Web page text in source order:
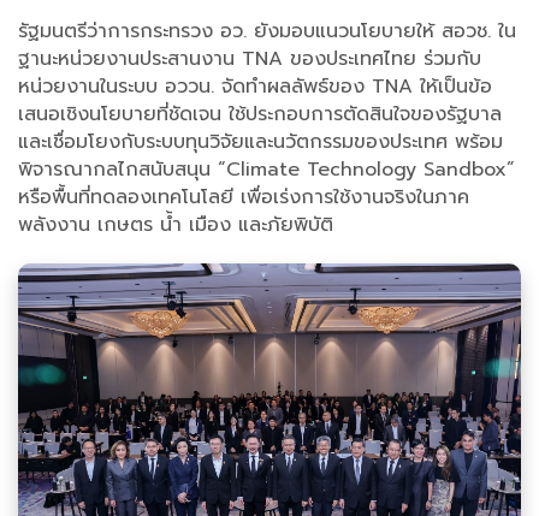
รัฐมนตรีว่าการกระทรวง อว. ยังมอบแนวนโยบายให้ สอวช. ใน
ฐานะหน่วยงานประสานงาน TNA ของประเทศไทย ร่วมกับ
หน่วยงานในระบบ อววน. จัดทำผลลัพธ์ของ TNA ให้เป็นข้อ
เสนอเชิงนโยบายที่ชัดเจน ใช้ประกอบการตัดสินใจของรัฐบาล
และเชื่อมโยงกับระบบทุนวิจัยและนวัตกรรมของประเทศ พร้อม
พิจารณากลไกสนับสนุน “Climate Technology Sandbox”
หรือพื้นที่ทดลองเทคโนโลยี เพื่อเร่งการใช้งานจริงในภาค
พลังงาน เกษตร น้ำ เมือง และภัยพิบัติ